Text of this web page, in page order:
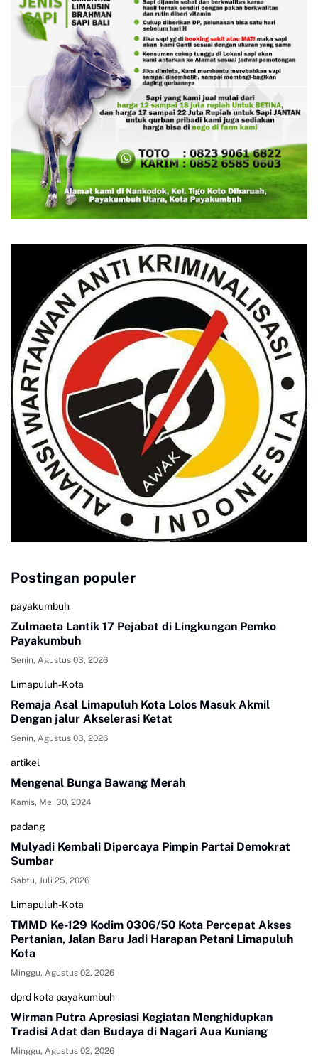
Postingan populer
payakumbuh
Zulmaeta Lantik 17 Pejabat di Lingkungan Pemko
Payakumbuh
Senin, Agustus 03, 2026
Limapuluh-Kota
Remaja Asal Limapuluh Kota Lolos Masuk Akmil
Dengan jalur Akselerasi Ketat
Senin, Agustus 03, 2026
artikel
Mengenal Bunga Bawang Merah
Kamis, Mei 30, 2024
padang
Mulyadi Kembali Dipercaya Pimpin Partai Demokrat
Sumbar
Sabtu, Juli 25, 2026
Limapuluh-Kota
TMMD Ke-129 Kodim 0306/50 Kota Percepat Akses
Pertanian, Jalan Baru Jadi Harapan Petani Limapuluh
Kota
Minggu, Agustus 02, 2026
dprd kota payakumbuh
Wirman Putra Apresiasi Kegiatan Menghidupkan
Tradisi Adat dan Budaya di Nagari Aua Kuniang
Minggu, Agustus 02, 2026